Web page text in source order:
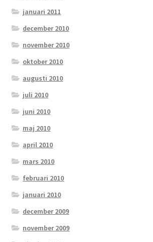
januari 2011
december 2010
november 2010
oktober 2010
augusti 2010
juli 2010
juni 2010
maj 2010
april 2010
mars 2010
februari 2010
januari 2010
december 2009
november 2009